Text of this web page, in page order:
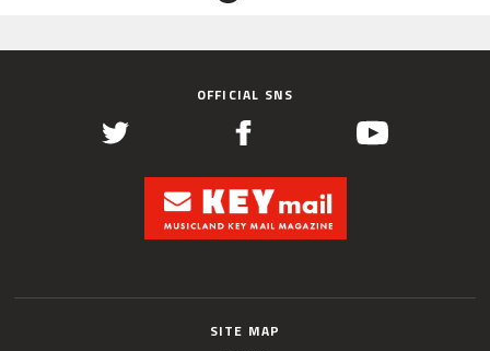
OFFICIAL SNS
SITE MAP